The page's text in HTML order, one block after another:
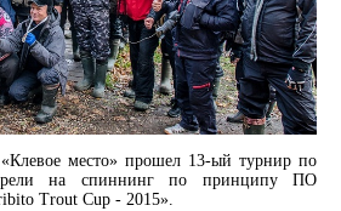
место» прошел 13-ый турнир по
на спиннинг по принципу ПО
Trout Cup - 2015».